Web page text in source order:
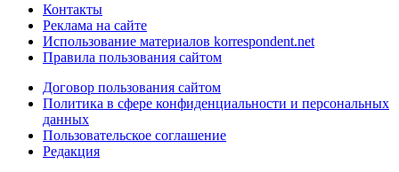
Контакты
Реклама на сайте
Использование материалов korrespondent.net
Правила пользования сайтом
Договор пользования сайтом
Политика в сфере конфиденциальности и персональных
данных
Пользовательское соглашение
Редакция